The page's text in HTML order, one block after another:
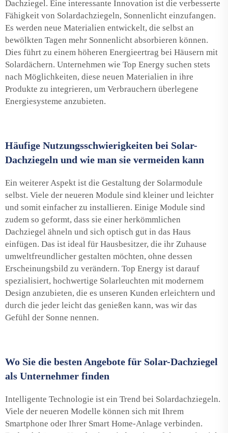
Dachziegel. Eine interessante Innovation ist die verbesserte
Fähigkeit von Solardachziegeln, Sonnenlicht einzufangen.
Es werden neue Materialien entwickelt, die selbst an
bewölkten Tagen mehr Sonnenlicht absorbieren können.
Dies führt zu einem höheren Energieertrag bei Häusern mit
Solardächern. Unternehmen wie Top Energy suchen stets
nach Möglichkeiten, diese neuen Materialien in ihre
Produkte zu integrieren, um Verbrauchern überlegene
Energiesysteme anzubieten.
Häufige Nutzungsschwierigkeiten bei Solar-
Dachziegeln und wie man sie vermeiden kann
Ein weiterer Aspekt ist die Gestaltung der Solarmodule
selbst. Viele der neueren Module sind kleiner und leichter
und somit einfacher zu installieren. Einige Module sind
zudem so geformt, dass sie einer herkömmlichen
Dachziegel ähneln und sich optisch gut in das Haus
einfügen. Das ist ideal für Hausbesitzer, die ihr Zuhause
umweltfreundlicher gestalten möchten, ohne dessen
Erscheinungsbild zu verändern. Top Energy ist darauf
spezialisiert, hochwertige Solarleuchten mit modernem
Design anzubieten, die es unseren Kunden erleichtern und
durch die jeder leicht das genießen kann, was wir das
Gefühl der Sonne nennen.
Wo Sie die besten Angebote für Solar-Dachziegel
als Unternehmer finden
Intelligente Technologie ist ein Trend bei Solardachziegeln.
Viele der neueren Modelle können sich mit Ihrem
Smartphone oder Ihrer Smart Home-Anlage verbinden.